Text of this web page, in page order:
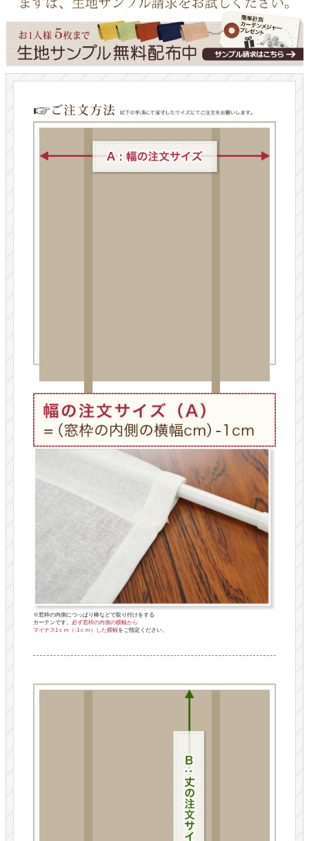
※窓枠の内側につっぱり棒などで取り付けをする
カーテンです。 必ず窓枠の内側の横幅から
マイナス1ｃｍ（-1ｃｍ）した横幅をご指定ください。